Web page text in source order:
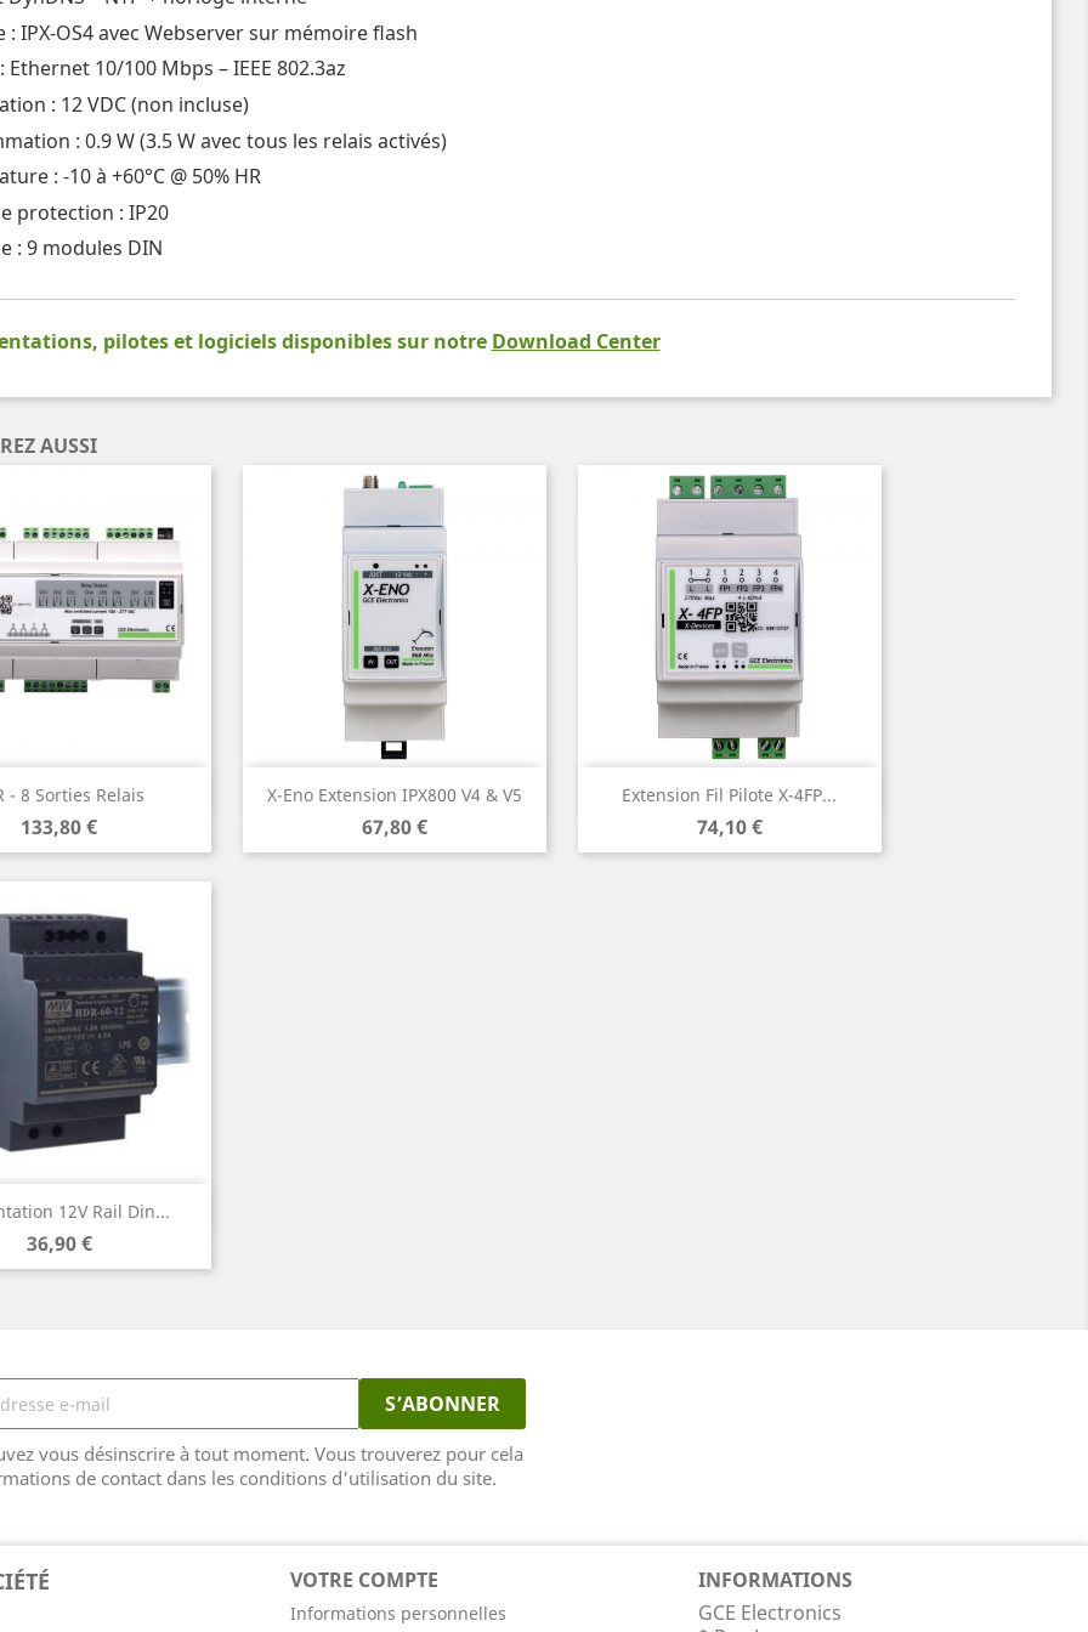
: IPX-OS4 avec Webserver sur mémoire flash
Ethernet 10/100 Mbps – IEEE 802.3az
: 12 VDC (non incluse)
: 0.9 W (3.5 W avec tous les relais activés)
: -10 à +60°C @ 50% HR
protection : IP20
: 9 modules DIN
pilotes et logiciels disponibles sur notre Download Center
AUSSI
- 8 Sorties Relais
Prix
133,80 €
Aperçu rapide X-Eno Extension IPX800 V4 & V5
Prix
67,80 €
Aperçu rapide Extension Fil Pilote X-4FP...
Prix
74,10 €
Aperçu rapide
12V Rail Din...
Prix
36,90 €
Aperçu rapide
vous désinscrire à tout moment. Vous trouverez pour cela
de contact dans les conditions d'utilisation du site.
VOTRE COMPTE
Informations personnelles
INFORMATIONS
GCE Electronics